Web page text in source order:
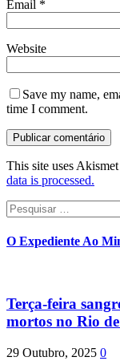
Email *
Website
Save my name,
time I comment.
This site uses
data is processed.
Pesquisar
por:
O Expediente Ao
Terça-feira
mortos no Rio
29 Outubro, 2025 0